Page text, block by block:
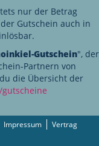
nur der Betrag
Gutschein auch in
Gutschein", der
Partnern von
die Übersicht der
Impressum
Vertrag